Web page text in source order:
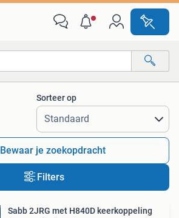
Alle afstanden…
Sorteer op
Bewaar je zoekopdracht
Filters
Sabb 2JRG met H840D keerkoppeling